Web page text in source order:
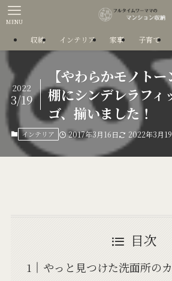
MENU
収納 インテリア 家事 子育て
【やわらかモノト
棚にシンデレラフィ
ゴ、揃いました！
2022
3/19
インテリア 2017年3月16日 2022年3月
目次
やっと見つけた洗面所の